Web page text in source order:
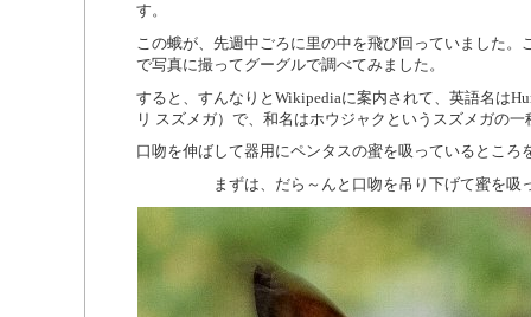
す。
この蛾が、先週中ごろに里の中を飛び回っていました。
で写真に撮ってグーグルで調べてみました。
すると、すんなりと Wikipediaに案内されて、英語名は
リ スズメガ）で、和名はホウジャクというスズメガの
口吻を伸ばして器用にペンタスの蜜を吸っているところ
まずは、だら～んと口吻を吊り下げて蜜を吸